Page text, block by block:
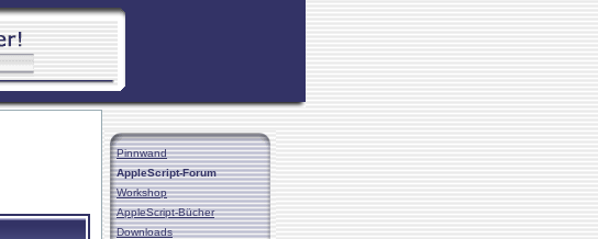
Pinnwand
AppleScript-Forum
Workshop
AppleScript-Bücher
Downloads